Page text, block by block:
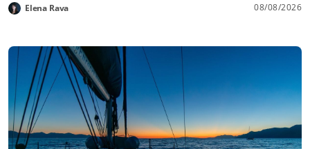
Elena Rava 08/08/2026